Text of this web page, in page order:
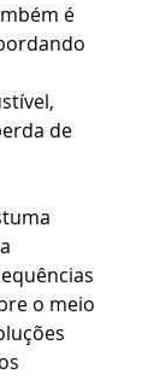
é
de
o meio